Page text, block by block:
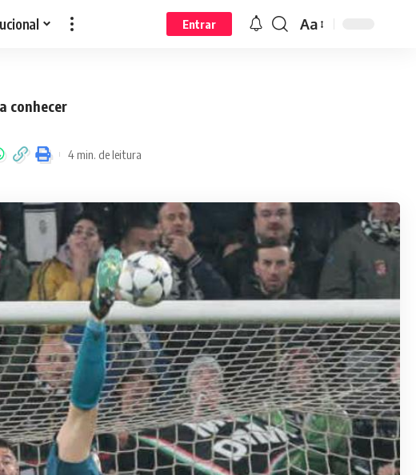
Entrar Aa
conhecer
4 min. de leitura